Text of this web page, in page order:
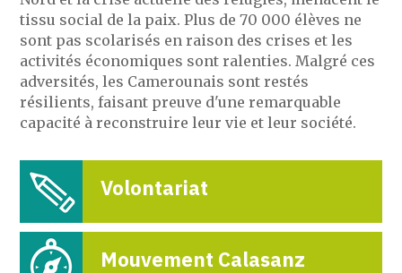
tissu social de la paix. Plus de 70 000 élèves ne
sont pas scolarisés en raison des crises et les
activités économiques sont ralenties. Malgré ces
adversités, les Camerounais sont restés
résilients, faisant preuve d'une remarquable
capacité à reconstruire leur vie et leur société.
Volontariat
Mouvement Calasanz